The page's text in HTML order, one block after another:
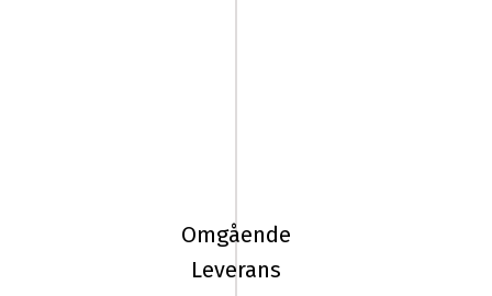
ICE
NORTH
Omgående
Leverans